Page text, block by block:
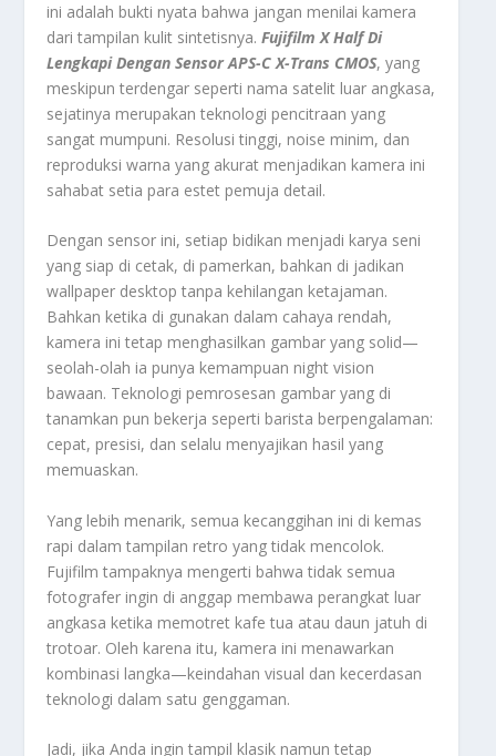
ini adalah bukti nyata bahwa jangan menilai kamera
dari tampilan kulit sintetisnya.Fujifilm X Half Di
Lengkapi Dengan Sensor APS-C X-Trans CMOS, yang
meskipun terdengar seperti nama satelit luar angkasa,
sejatinya merupakan teknologi pencitraan yang
sangat mumpuni. Resolusi tinggi, noise minim, dan
reproduksi warna yang akurat menjadikan kamera ini
sahabat setia para estet pemuja detail.
Dengan sensor ini, setiap bidikan menjadi karya seni
yang siap di cetak, di pamerkan, bahkan di jadikan
wallpaper desktop tanpa kehilangan ketajaman.
Bahkan ketika di gunakan dalam cahaya rendah,
kamera ini tetap menghasilkan gambar yang solid—
seolah-olah ia punya kemampuan night vision
bawaan. Teknologi pemrosesan gambar yang di
tanamkan pun bekerja seperti barista berpengalaman:
cepat, presisi, dan selalu menyajikan hasil yang
memuaskan.
Yang lebih menarik, semua kecanggihan ini di kemas
rapi dalam tampilan retro yang tidak mencolok.
Fujifilm tampaknya mengerti bahwa tidak semua
fotografer ingin di anggap membawa perangkat luar
angkasa ketika memotret kafe tua atau daun jatuh di
trotoar. Oleh karena itu, kamera ini menawarkan
kombinasi langka—keindahan visual dan kecerdasan
teknologi dalam satu genggaman.
Jadi, jika Anda ingin tampil klasik namun tetap